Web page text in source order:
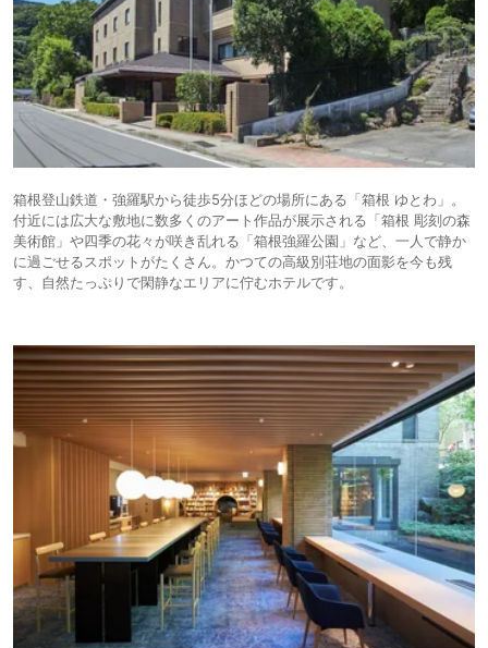
箱根登山鉄道・強羅駅から徒歩5分ほどの場所にある「箱根 ゆとわ」。
付近には広大な敷地に数多くのアート作品が展示される「箱根 彫刻の森
美術館」や四季の花々が咲き乱れる「箱根強羅公園」など、一人で静か
に過ごせるスポットがたくさん。かつての高級別荘地の面影を今も残
す、自然たっぷりで閑静なエリアに佇むホテルです。